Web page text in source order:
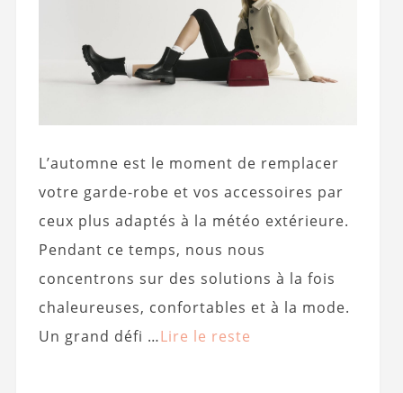
L’automne est le moment de remplacer
votre garde-robe et vos accessoires par
ceux plus adaptés à la météo extérieure.
Pendant ce temps, nous nous
concentrons sur des solutions à la fois
chaleureuses, confortables et à la mode.
Un grand défi …Lire le reste